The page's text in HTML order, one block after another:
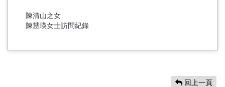
陳清山之女
陳慧瑛女士訪問紀錄
回上一頁